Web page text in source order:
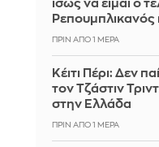
ίσως να είμαι ο
ΠΡΙΝ ΑΠΌ 1 ΜΈΡΑ
Κέιτι Πέρι: Δεν
τον Τζάστιν
στην Ελλάδα
ΠΡΙΝ ΑΠΌ 1 ΜΈΡΑ